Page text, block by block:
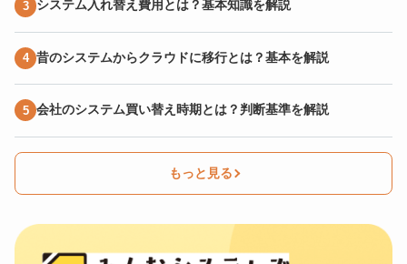
システム入れ替え費用とは？基本知識を解説
昔のシステムからクラウドに移行とは？基本を解説
会社のシステム買い替え時期とは？判断基準を解説
もっと見る